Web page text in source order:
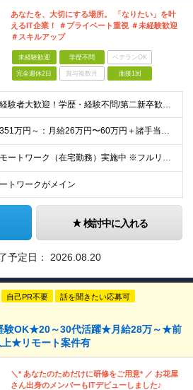
あなたを、大切にする場所。 「なりたい」を叶
えるIT企業！ ＃プライベート重視 ＃未経験歓迎
＃スキルアップ
未経験歓迎 学歴不問 ベテランOK
完全週休2日 賞与複数月 面接1回
＊未経験者大歓迎！学歴・経験不問/第二新卒歓迎/充実研修/WEB面接可能＊ ▼未経験歓迎＆完全ポテンシャル採用！▼ 基礎のキソから学べる研修があるので経験は一切不問！ 面接では「あなたの想い」を教
年収351万円～：月給26万円〜60万円＋諸手当＋インセンティブ（２種）＋賞与 ★Point 設立から9ヶ月で全社員2万円の昇給実績 ※成果はしっかりと還元いたします！ ★Point 100％年
☆リモートワーク（在宅勤務）実施中 ※フルリモート可 【グループ本社】東京都中央区八丁堀3-6-6 アド京橋ビル2F ∟宝町駅 5分/京橋駅 7分/八丁堀駅7分/JR東京駅10分 【プロジェクト先
トワークがメイン
検討中に入れる
予定日： 2026.08.20
自己PR不要 話を聞きたい応募可
験OK★20～30代活躍★月給28万～★前
★リモート案件有
＼* あなたのためだけに研修をご用意* ／ お花屋
さん出身のメンバーもITデビューしました♪